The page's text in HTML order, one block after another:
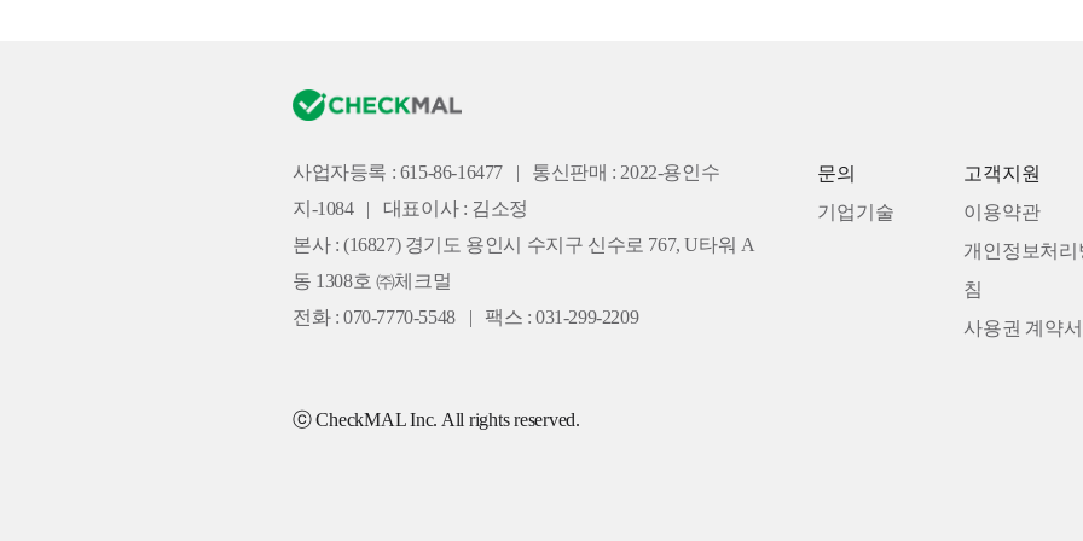
사업자등록 : 615-86-16477
통신판매 : 2022-용인수
지-1084
대표이사 : 김소정
본사 : (16827) 경기도 용인시 수지구 신수로 767, U타워 A
동 1308호 ㈜체크멀
전화 : 070-7770-5548
팩스 : 031-299-2209
문의
기업기술
고객지원
이용약관
개인정보처리
침
사용권 계약서
ⓒ CheckMAL Inc. All rights reserved.